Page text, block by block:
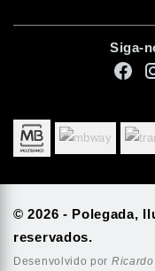
Siga-
© 2026 - Polegada,
reservados.
Desenvolvido por